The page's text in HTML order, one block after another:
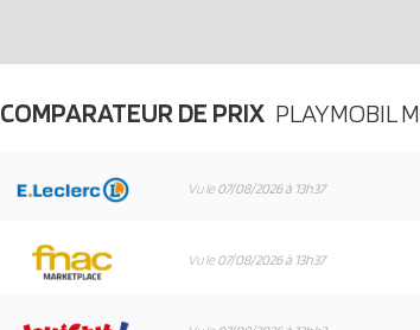
COMPARATEUR DE PRIX PLAYMOBIL
Vu le07/08/2026 à 13h37
Vu le07/08/2026 à 13h37